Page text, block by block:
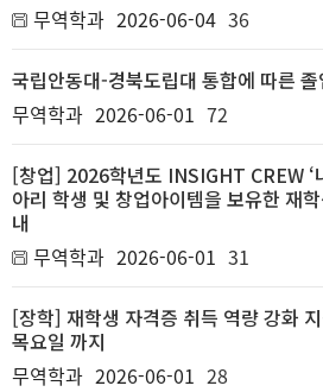
무역학과 2026-06-04 36
국립안동대-경북도립대 통합에 따른
무역학과 2026-06-01 72
[창업] 2026학년도 INSIGHT CREW ‘
아리 학생 및 창업아이템을 보유한 재
내
무역학과 2026-06-01 31
[장학] 재학생 자격증 취득 역량 강화
목요일 까지
무역학과 2026-06-01 28